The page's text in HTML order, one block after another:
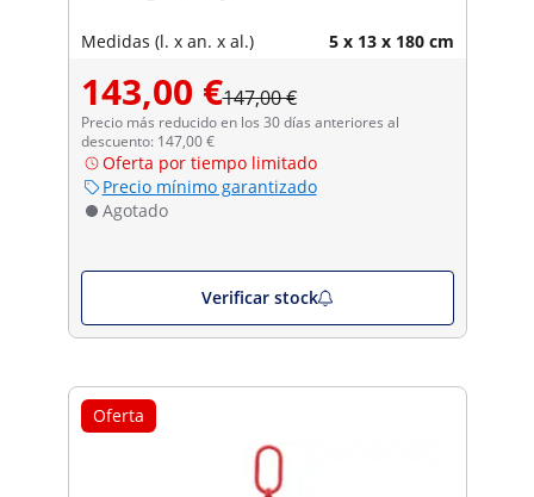
Medidas (l. x an. x al.) 5 x 13 x 180 cm
143,00 €147,00 €
Precio más reducido en los 30 días anteriores al
descuento: 147,00 €
Oferta por tiempo limitado
Precio mínimo garantizado
Agotado
Verificar stock
Oferta